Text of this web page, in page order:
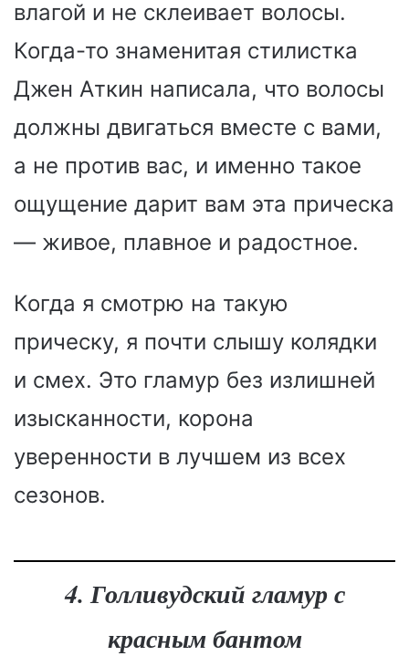
влагой и не склеивает волосы.
Когда-то знаменитая стилистка
Джен Аткин написала, что волосы
должны двигаться вместе с вами,
а не против вас, и именно такое
ощущение дарит вам эта прическа
— живое, плавное и радостное.
Когда я смотрю на такую
прическу, я почти слышу колядки
и смех. Это гламур без излишней
изысканности, корона
уверенности в лучшем из всех
сезонов.
4. Голливудский гламур с
красным бантом